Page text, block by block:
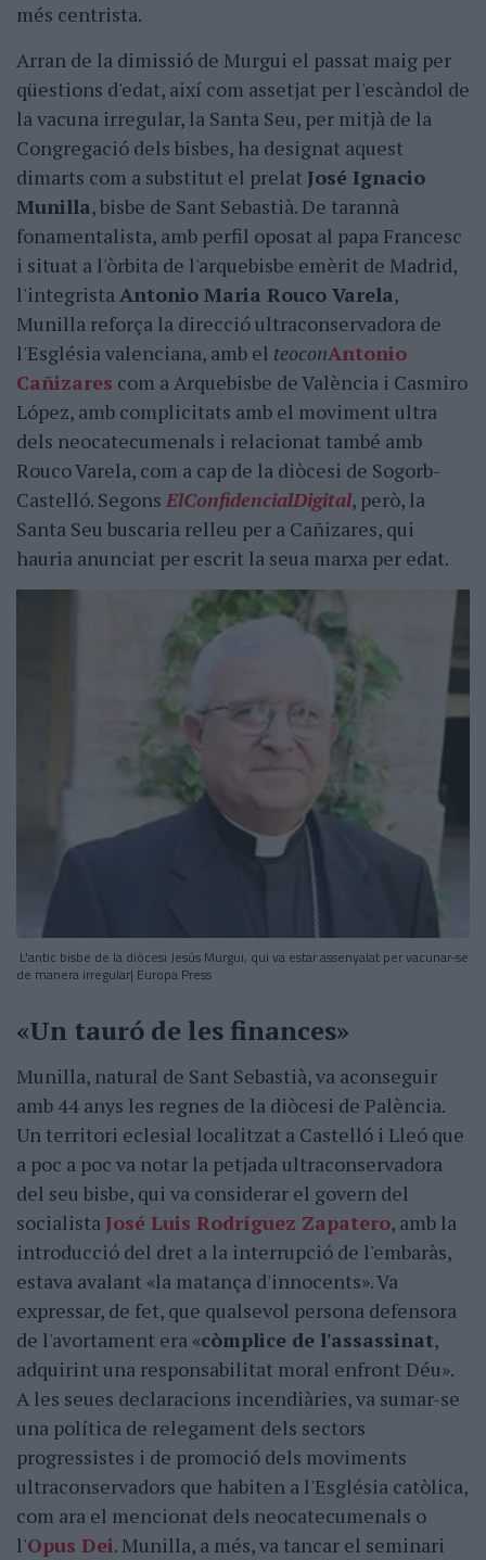
més centrista.
Arran de la dimissió de Murgui el passat maig per
qüestions d'edat, així com assetjat per l'escàndol de
la vacuna irregular, la Santa Seu, per mitjà de la
Congregació dels bisbes, ha designat aquest
dimarts com a substitut el prelat José Ignacio
Munilla, bisbe de Sant Sebastià. De tarannà
fonamentalista, amb perfil oposat al papa Francesc
i situat a l'òrbita de l'arquebisbe emèrit de Madrid,
l'integristaAntonio Maria Rouco Varela,
Munilla reforça la direcció ultraconservadora de
l'Església valenciana, amb el teoconAntonio
Cañizares com a Arquebisbe de València i Casmiro
López, amb complicitats amb el moviment ultra
dels neocatecumenals i relacionat també amb
Rouco Varela, com a cap de la diòcesi de Sogorb-
Castelló. Segons ElConfidencialDigital, però, la
Santa Seu buscaria relleu per a Cañizares, qui
hauria anunciat per escrit la seua marxa per edat.
L'antic bisbe de la diòcesi Jesús Murgui, qui va estar assenyalat per vacunar-se
de manera irregular| Europa Press
«Un tauró de les finances»
Munilla, natural de Sant Sebastià, va aconseguir
amb 44 anys les regnes de la diòcesi de Palència.
Un territori eclesial localitzat a Castelló i Lleó que
a poc a poc va notar la petjada ultraconservadora
del seu bisbe, qui va considerar el govern del
socialistaJosé Luis Rodríguez Zapatero, amb la
introducció del dret a la interrupció de l'embaràs,
estava avalant «la matança d'innocents». Va
expressar, de fet, que qualsevol persona defensora
de l'avortament era «còmplice de l'assassinat,
adquirint una responsabilitat moral enfront Déu».
A les seues declaracions incendiàries, va sumar-se
una política de relegament dels sectors
progressistes i de promoció dels moviments
ultraconservadors que habiten a l'Església catòlica,
com ara el mencionat dels neocatecumenals o
l'Opus Dei. Munilla, a més, va tancar el seminari